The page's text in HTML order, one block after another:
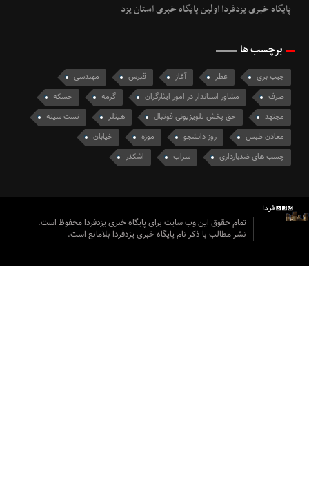
پایگاه خبری یزدفردا اولین پایگاه خبری استان یزد
برچسب ها
جیب بری عطر آغاز قبرس
مهندسی
صرف
مشاور استاندار در امور ايثارگران گرمه
حسکه
مجتهد
حق پخش تلویزیونی فوتبال هیتلر
تست سینه
معادن طبس
روز دانشجو موزه
خیابان
چسب های ضدبارداری
سراب اشکذر
تمام حقوق این وب سایت برای پایگاه خبری یزدفردا محفوظ است.
نشر مطالب با ذکر نام پایگاه خبری یزدفردا بلامانع است.